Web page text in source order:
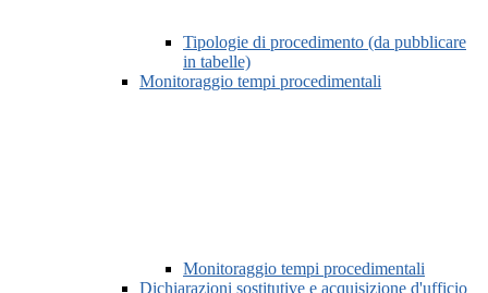
Tipologie di procedimento (da pubblicare
in tabelle)
Monitoraggio tempi procedimentali
Monitoraggio tempi procedimentali
Dichiarazioni sostitutive e acquisizione d'ufficio